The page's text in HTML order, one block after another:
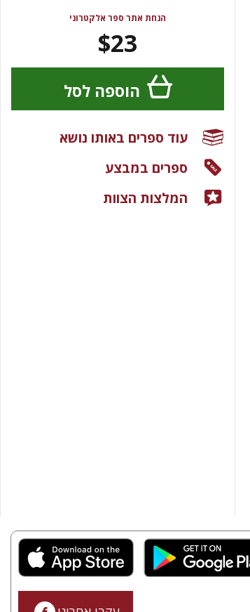
הנחת אתר ספר אלקטרוני
$23
הוספה לסל
עוד ספרים באותו נושא
ספרים במבצע
המלצות הצוות